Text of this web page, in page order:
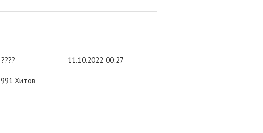
???? 11.10.2022 00:27
991 Хитов